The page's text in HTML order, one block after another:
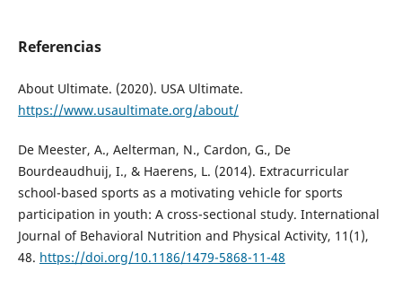
Referencias
About Ultimate. (2020). USA Ultimate.
https://www.usaultimate.org/about/
De Meester, A., Aelterman, N., Cardon, G., De
Bourdeaudhuij, I., & Haerens, L. (2014). Extracurricular
school-based sports as a motivating vehicle for sports
participation in youth: A cross-sectional study. International
Journal of Behavioral Nutrition and Physical Activity, 11(1),
48. https://doi.org/10.1186/1479-5868-11-48